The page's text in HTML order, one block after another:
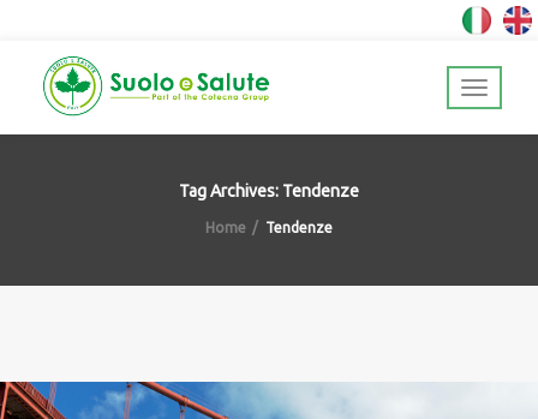
Tag Archives: Tendenze
Home Tendenze